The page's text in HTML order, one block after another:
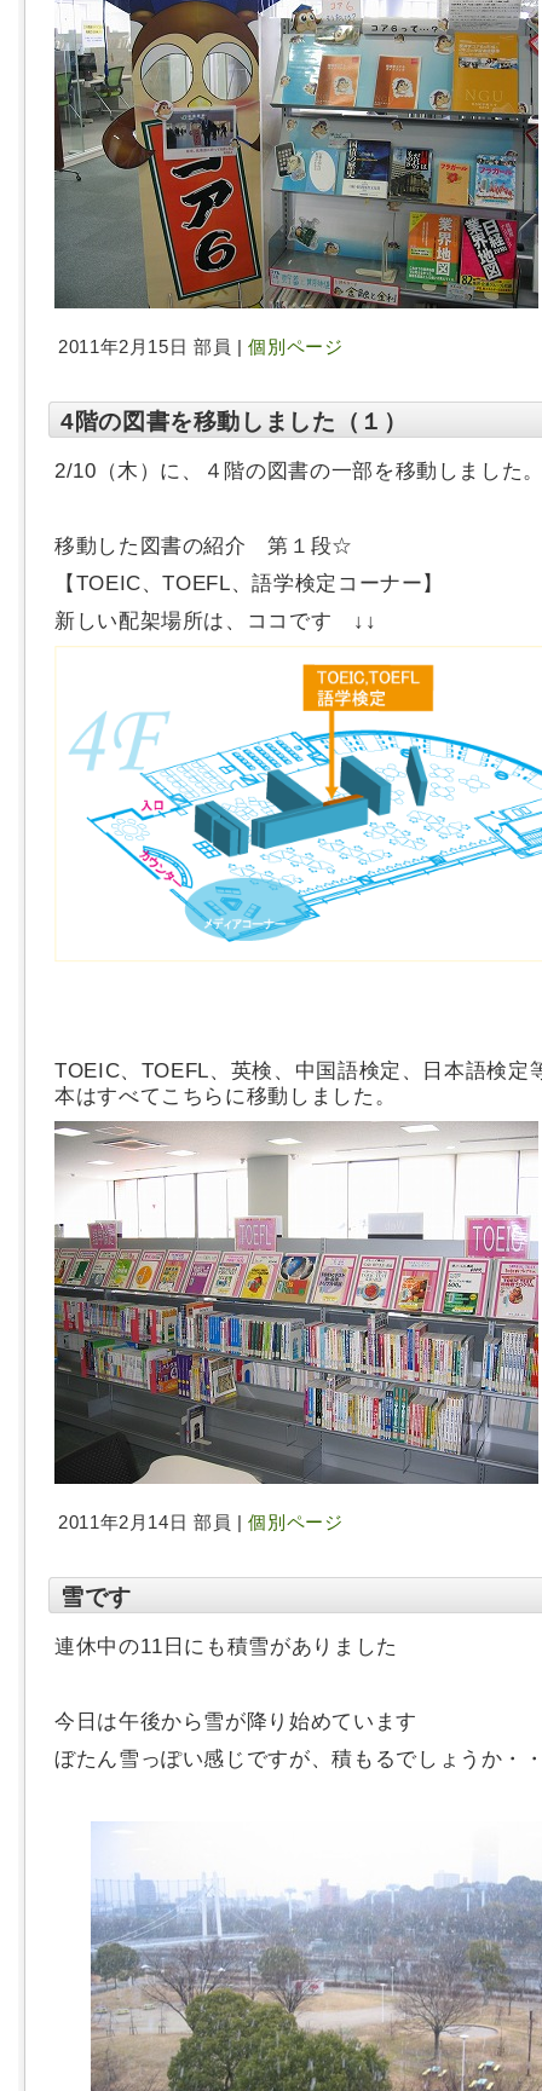
2011年2月15日 部員 |個別ページ
4階の図書を移動しました（１）
2/10（木）に、４階の図書の一部を移動しました
移動した図書の紹介 第１段☆
【TOEIC、TOEFL、語学検定コーナー】
新しい配架場所は、ココです ↓↓
TOEIC、TOEFL、英検、中国語検定、日本語検定
本はすべてこちらに移動しました。
2011年2月14日 部員 |個別ページ
雪です
連休中の11日にも積雪がありました
今日は午後から雪が降り始めています
ぼたん雪っぽい感じですが、積もるでしょうか・